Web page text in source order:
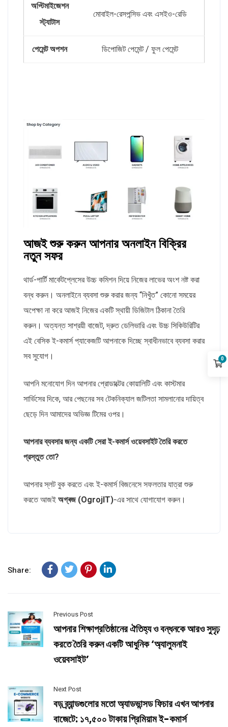
অপ্টিমাইজেশন
স্ট্যাটাস
মোবাইল-রেসপন্সিভ এবং এসইও-রেডি
পেমেন্ট অপশন ডিপোজিট পেমেন্ট / ফুল পেমেন্ট
আজই শুরু করুন আপনার অনলাইন বিক্রির
নতুন সফর
থার্ড-পার্টি মার্কেটপ্লেসের উচ্চ কমিশন দিয়ে নিজের লাভের অংশ নষ্ট করা
বন্ধ করুন। অনলাইনে ব্যবসা শুরু করার জন্য “নিখুঁত” কোনো সময়ের
অপেক্ষা না করে আজই নিজের একটি স্থায়ী ডিজিটাল ঠিকানা তৈরি
করুন। অত্যন্ত সাশ্রয়ী বাজেট, দ্রুত ডেলিভারি এবং উচ্চ সিকিউরিটির
এই বেসিক ই-কমার্স প্যাকেজটি আপনাকে দিচ্ছে স্বাধীনভাবে ব্যবসা করার
সব সুযোগ।
আপনি মনোযোগ দিন আপনার প্রোডাক্টের কোয়ালিটি এবং কাস্টমার
সার্ভিসের দিকে, আর পেছনের সব টেকনিক্যাল জটিলতা সামলানোর দায়িত্ব
ছেড়ে দিন আমাদের অভিজ্ঞ টিমের ওপর।
আপনার ব্যবসার জন্য একটি সেরা ই-কমার্স ওয়েবসাইট তৈরি করতে
প্রস্তুত তো?
আপনার স্লট বুক করতে এবং ই-কমার্স বিজনেসে সফলতার যাত্রা শুরু
করতে আজই অগ্ৰজ (OgrojIT)-এর সাথে যোগাযোগ করুন।
Share:
Previous Post
আপনার শিক্ষাপ্রতিষ্ঠানের ঐতিহ্য ও বন্ধনকে আরও সুদৃঢ়
করতে তৈরি করুন একটি আধুনিক ‘অ্যালুমনাই
ওয়েবসাইট’
Next Post
বড় ব্র্যান্ডগুলোর মতো অ্যাডভান্সড ফিচার এখন আপনার
বাজেটে: ১৭,৫০০ টাকায় প্রিমিয়াম ই-কমার্স
0